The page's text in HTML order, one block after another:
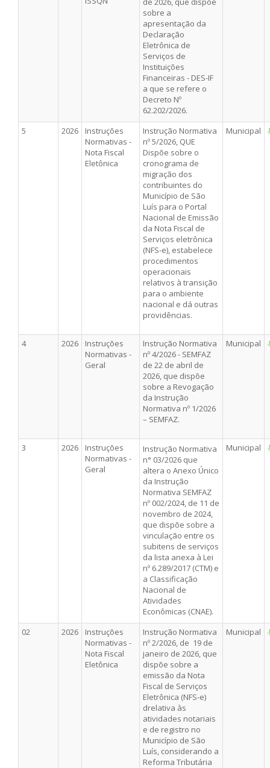
sobre a
apresentação da
Declaração
Eletrônica de
Serviços de
Instituições
Financeiras - DES-IF
a que se refere o
Decreto Nº
62.202/2026.
5 2026
Instruções
Normativas -
Nota Fiscal
Eletônica
Instrução Normativa
nº 5/2026, QUE
Dispõe sobre o
cronograma de
migração dos
contribuintes do
Município de São
Luís para o Portal
Nacional de Emissão
da Nota Fiscal de
Serviços eletrônica
(NFS-e), estabelece
procedimentos
operacionais
relativos à transição
para o ambiente
nacional e dá outras
providências.
Municipal
4 2026
Instruções
Normativas -
Geral
Instrução Normativa
nº 4/2026 - SEMFAZ
de 22 de abril de
2026, que dispõe
sobre a Revogação
da Instrução
Normativa nº 1/2026
– SEMFAZ.
Municipal
3 2026
Instruções
Normativas -
Geral
Instrução Normativa
n° 03/2026 que
altera o Anexo Único
da Instrução
Normativa SEMFAZ
nº 002/2024, de 11 de
novembro de 2024,
que dispõe sobre a
vinculação entre os
subitens de serviços
da lista anexa à Lei
nº 6.289/2017 (CTM) e
a Classificação
Nacional de
Atividades
Econômicas (CNAE).
Municipal
02 2026
Instruções
Normativas -
Nota Fiscal
Eletônica
Instrução Normativa
nº 2/2026, de 19 de
janeiro de 2026, que
dispõe sobre a
emissão da Nota
Fiscal de Serviços
Eletrônica (NFS-e)
drelativa às
atividades notariais
e de registro no
Município de São
Luís, considerando a
Reforma Tributária
Municipal